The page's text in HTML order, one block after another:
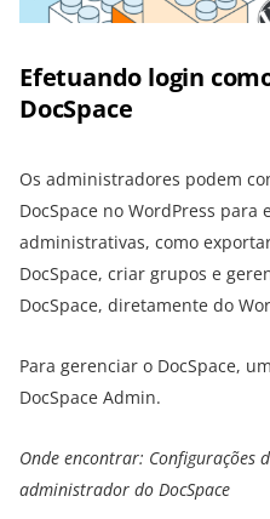
Efetuando login
DocSpace
Os administradores podem
DocSpace no WordPress para
administrativas, como
DocSpace, criar grupos e
DocSpace, diretamente do
Para gerenciar o DocSpace,
DocSpace Admin.
Onde encontrar: Configurações
administrador do DocSpace